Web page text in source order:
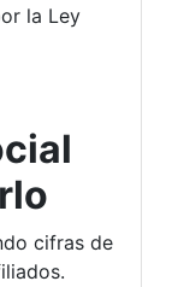
la Ley
cifras de